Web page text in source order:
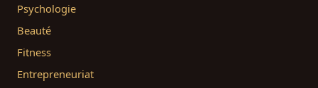
Psychologie
Beauté
Fitness
Entrepreneuriat